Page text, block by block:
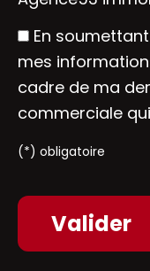
En
mes
cadre de ma
commerciale
(*) obligatoire